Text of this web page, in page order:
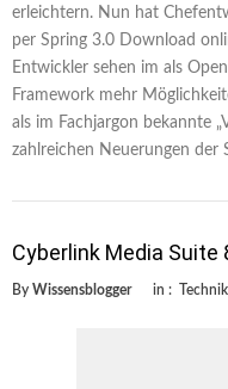
erleichtern. Nun hat
per Spring 3.0 Download
Entwickler sehen im als
Framework mehr
als im Fachjargon bekannte
zahlreichen Neuerungen der
Cyberlink Media Suite
By Wissensblogger in : Technik